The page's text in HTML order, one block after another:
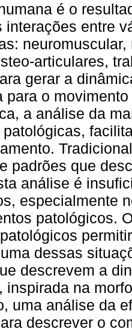
é o
interações entre
neuromuscular,
articulares,
gerar a
para o
a análise da
padrões que
análise é
especialmente
patológicos.
dessas
descrevem a
inspirada na
uma análise da
descrever o